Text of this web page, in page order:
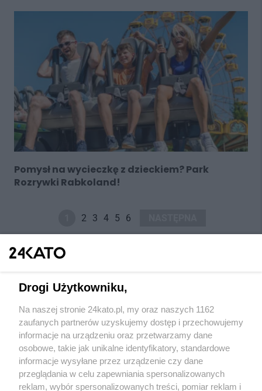
Pomysł na wycieczkę z dzieckiem? Park
Rozrywki Rabkoland!
2 3 4 5 6
Wydawca mediów lokalnych
Drogi Użytkowniku,
Na naszej stronie 24kato.pl, my oraz naszych 1162
zaufanych partnerów uzyskujemy dostęp i przechowujemy
informacje na urządzeniu oraz przetwarzamy dane
osobowe, takie jak unikalne identyfikatory, standardowe
informacje wysyłane przez urządzenie czy dane
przeglądania w celu zapewniania spersonalizowanych
reklam, wybór spersonalizowanych treści, pomiar reklam i